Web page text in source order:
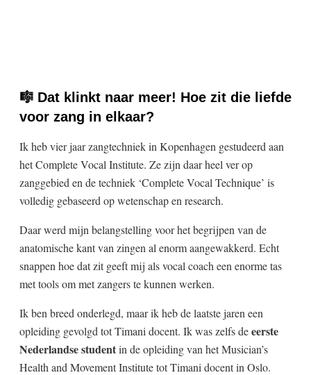
🎼 Dat klinkt naar meer! Hoe zit die liefde
voor zang in elkaar?
Ik heb vier jaar zangtechniek in Kopenhagen gestudeerd aan
het Complete Vocal Institute. Ze zijn daar heel ver op
zanggebied en de techniek ‘Complete Vocal Technique’ is
volledig gebaseerd op wetenschap en research.
Daar werd mijn belangstelling voor het begrijpen van de
anatomische kant van zingen al enorm aangewakkerd. Echt
snappen hoe dat zit geeft mij als vocal coach een enorme tas
met tools om met zangers te kunnen werken.
Ik ben breed onderlegd, maar ik heb de laatste jaren een
opleiding gevolgd tot Timani docent. Ik was zelfs deeerste
Nederlandse studentin de opleiding van het Musician’s
Health and Movement Institute tot Timani docent in Oslo.